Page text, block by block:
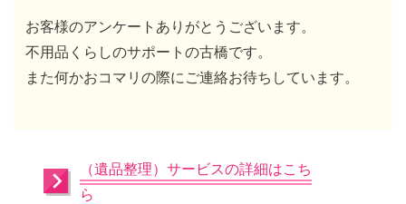
お客様のアンケートありがとうございます。
不用品くらしのサポートの古橋です。
また何かおコマリの際にご連絡お待ちしています。
（遺品整理）サービスの詳細はこち
ら